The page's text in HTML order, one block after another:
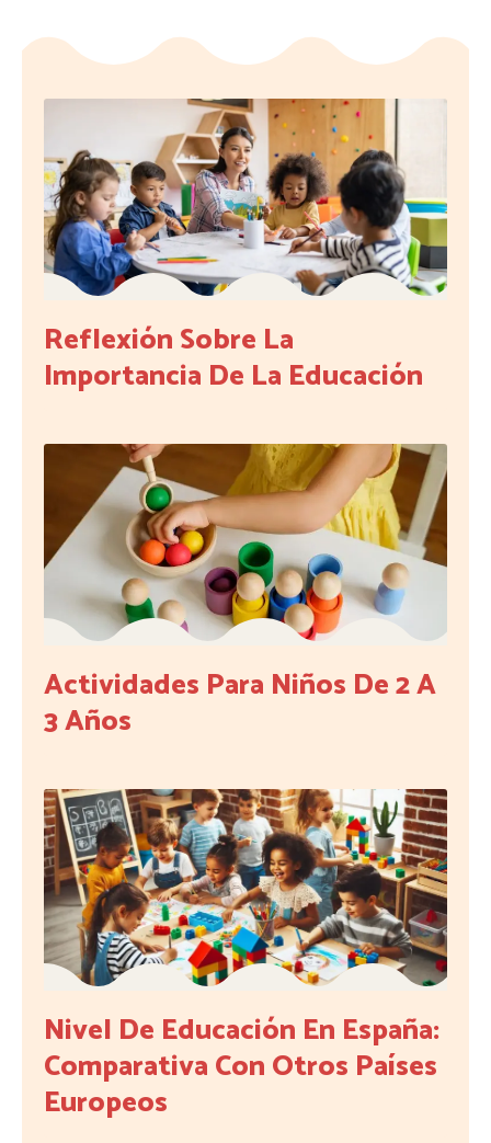
Reflexión Sobre La
Importancia De La Educación
Actividades Para Niños De 2 A
3 Años
Nivel De Educación En España:
Comparativa Con Otros Países
Europeos